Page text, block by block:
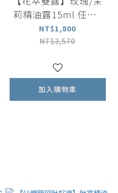
莉精油露15ml 任選3
入
NT$1,800
NT$3,570
加入購物車